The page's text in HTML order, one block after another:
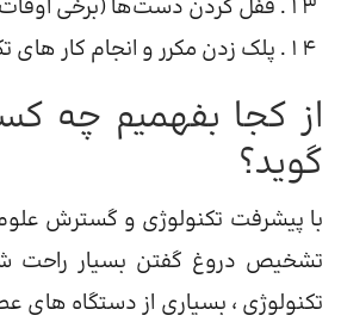
قفل کردن دست‌ها (برخی
پلک زدن مکرر و انجام کار های
از کجا بفهمیم چه
گوید؟
با پیشرفت تکنولوژی و گسترش
تشخیص دروغ گفتن بسیار راحت
تکنولوژی ، بسیاری از دستگاه